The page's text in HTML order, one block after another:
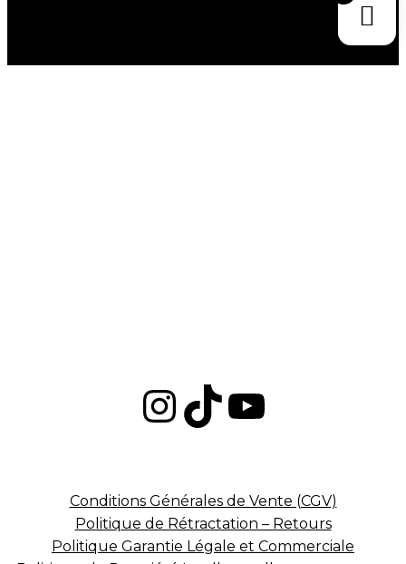
Instagram
TikTok
Conditions Générales de Vente (CGV)
Politique de Rétractation – Retours
Politique Garantie Légale et Commerciale